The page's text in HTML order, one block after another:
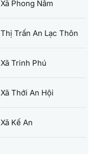
Xã Phong Nẫm
Thị Trấn An Lạc Thôn
Xã Trinh Phú
Xã Thới An Hội
Xã Kế An